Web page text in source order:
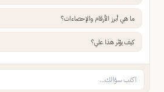
ما هي أبرز الأرقام والإحصاءات؟
كيف يؤثر هذا علي؟